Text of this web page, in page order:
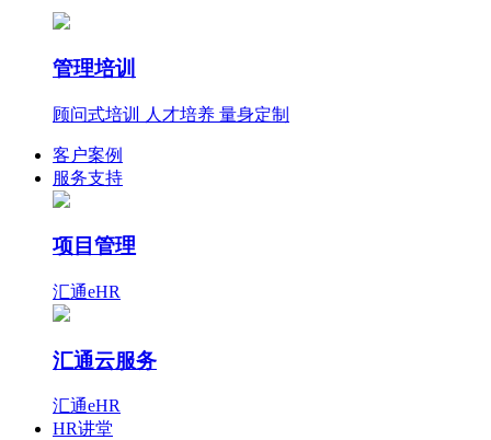
管理培训
顾问式培训 人才培养 量身定制
客户案例
服务支持
项目管理
汇通eHR
汇通云服务
汇通eHR
HR讲堂